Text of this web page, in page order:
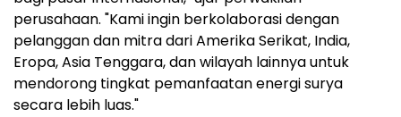
perusahaan. "Kami ingin berkolaborasi dengan
pelanggan dan mitra dari Amerika Serikat, India,
Eropa, Asia Tenggara, dan wilayah lainnya untuk
mendorong tingkat pemanfaatan energi surya
secara lebih luas."